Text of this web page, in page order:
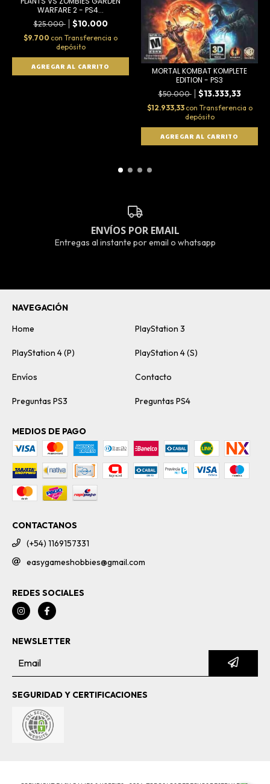
WARFARE 2 - PS4...
$25.000 $10.000
$9.700 con Transferencia o
depósito
MORTAL KOMBAT KOMPLETE
EDITION - PS3
$50.000 $13.333,33
$12.933,33 con Transferencia o
depósito
ENVÍOS POR EMAIL
Entregas al instante por email o whatsapp
NAVEGACIÓN
Home
PlayStation 3
PlayStation 4 (P) PlayStation 4 (S)
Envíos Contacto
Preguntas PS3 Preguntas PS4
MEDIOS DE PAGO
CONTACTANOS
(+54) 1169157331
easygameshobbies@gmail.com
REDES SOCIALES
NEWSLETTER
SEGURIDAD Y CERTIFICACIONES